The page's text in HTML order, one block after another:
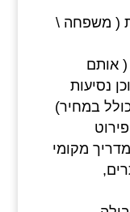
( משפחה \
אותם
נסיעות
במחיר)
, לווי 7\24 ע"י מדריך מקומי